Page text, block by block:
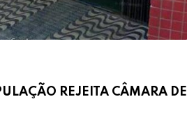
REJEITA CÂMARA DE